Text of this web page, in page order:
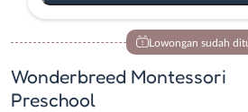
Lowongan sudah
Wonderbreed Montessori
Preschool